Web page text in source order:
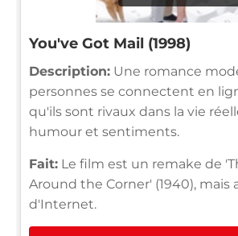
You've Got Mail (1998)
Description: Une romance
personnes se connectent en
qu'ils sont rivaux dans la vie
humour et sentiments.
Fait: Le film est un remake de
Around the Corner' (1940), mais
d'Internet.